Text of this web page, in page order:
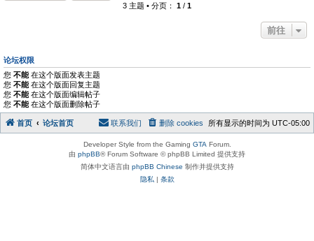
3 主题 • 分页： 1 / 1
前往
论坛权限
您 不能 在这个版面发表主题
您 不能 在这个版面回复主题
您 不能 在这个版面编辑帖子
您 不能 在这个版面删除帖子
首页 论坛首页 所有显示的时间为 UTC-05:00
删除 cookies
联系我们
Developer Style from the Gaming GTA Forum.
由 phpBB® Forum Software © phpBB Limited 提供支持
简体中文语言由 phpBB Chinese 制作并提供支持
隐私 | 条款